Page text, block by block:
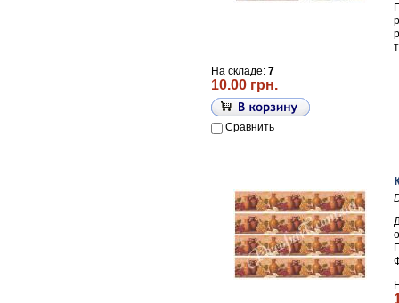
На складе: 7
10.00 грн.
Сравнить